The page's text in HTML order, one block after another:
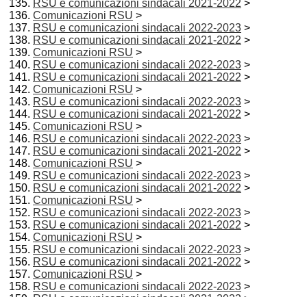
RSU e comunicazioni sindacali 2021-2022 >
Comunicazioni RSU >
RSU e comunicazioni sindacali 2022-2023 >
RSU e comunicazioni sindacali 2021-2022 >
Comunicazioni RSU >
RSU e comunicazioni sindacali 2022-2023 >
RSU e comunicazioni sindacali 2021-2022 >
Comunicazioni RSU >
RSU e comunicazioni sindacali 2022-2023 >
RSU e comunicazioni sindacali 2021-2022 >
Comunicazioni RSU >
RSU e comunicazioni sindacali 2022-2023 >
RSU e comunicazioni sindacali 2021-2022 >
Comunicazioni RSU >
RSU e comunicazioni sindacali 2022-2023 >
RSU e comunicazioni sindacali 2021-2022 >
Comunicazioni RSU >
RSU e comunicazioni sindacali 2022-2023 >
RSU e comunicazioni sindacali 2021-2022 >
Comunicazioni RSU >
RSU e comunicazioni sindacali 2022-2023 >
RSU e comunicazioni sindacali 2021-2022 >
Comunicazioni RSU >
RSU e comunicazioni sindacali 2022-2023 >